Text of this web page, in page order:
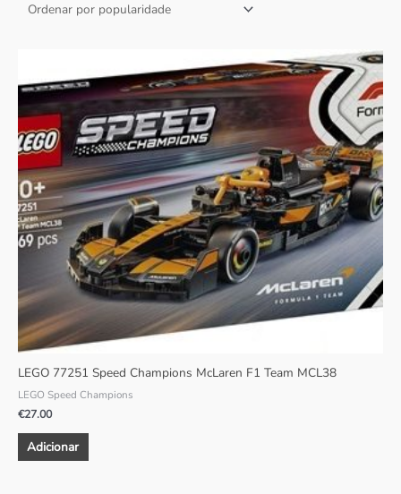
LEGO 77251 Speed Champions McLaren F1 Team MCL38
LEGO Speed Champions
€27.00
Adicionar